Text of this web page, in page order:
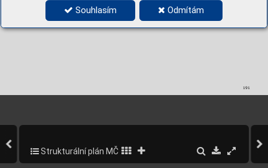
Souhlasím Odmítám
191
Nestandardní objekty
Strukturální plán MČ Praha 5